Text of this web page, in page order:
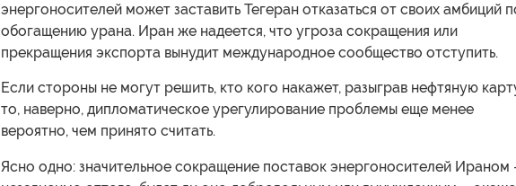
энергоносителей может заставить Тегеран отказаться от своих амбиций
обогащению урана. Иран же надеется, что угроза сокращения или
прекращения экспорта вынудит международное сообщество отступить.
Если стороны не могут решить, кто кого накажет, разыграв нефтяную
то, наверно, дипломатическое урегулирование проблемы еще менее
вероятно, чем принято считать.
Ясно одно: значительное сокращение поставок энергоносителей Ираном